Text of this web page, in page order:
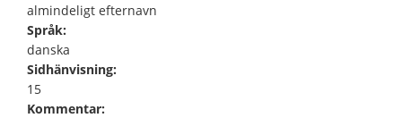
almindeligt efternavn
Språk:
danska
Sidhänvisning:
15
Kommentar: